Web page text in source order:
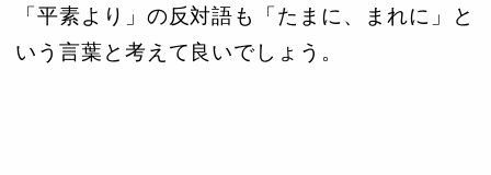
「平素より」の反対語も「たまに、まれに」と
いう言葉と考えて良いでしょう。